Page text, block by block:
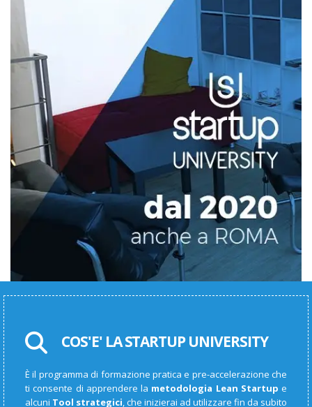
COS'E' LA STARTUP UNIVERSITY
È il programma di formazione pratica e pre-accelerazione che
ti consente di apprendere la metodologia Lean Startup e
alcuni Tool strategici, che inizierai ad utilizzare fin da subito